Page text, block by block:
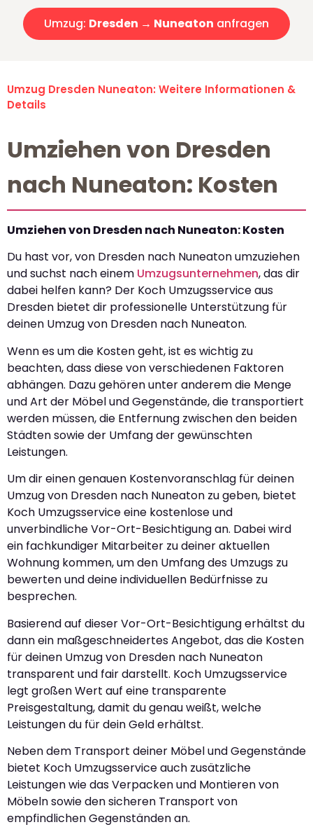
Umzug: Dresden → Nuneaton anfragen
Umzug Dresden Nuneaton: Weitere Informationen &
Details
Umziehen von Dresden
nach Nuneaton: Kosten
Umziehen von Dresden nach Nuneaton: Kosten
Du hast vor, von Dresden nach Nuneaton umzuziehen
und suchst nach einem Umzugsunternehmen, das dir
dabei helfen kann? Der Koch Umzugsservice aus
Dresden bietet dir professionelle Unterstützung für
deinen Umzug von Dresden nach Nuneaton.
Wenn es um die Kosten geht, ist es wichtig zu
beachten, dass diese von verschiedenen Faktoren
abhängen. Dazu gehören unter anderem die Menge
und Art der Möbel und Gegenstände, die transportiert
werden müssen, die Entfernung zwischen den beiden
Städten sowie der Umfang der gewünschten
Leistungen.
Um dir einen genauen Kostenvoranschlag für deinen
Umzug von Dresden nach Nuneaton zu geben, bietet
Koch Umzugsservice eine kostenlose und
unverbindliche Vor-Ort-Besichtigung an. Dabei wird
ein fachkundiger Mitarbeiter zu deiner aktuellen
Wohnung kommen, um den Umfang des Umzugs zu
bewerten und deine individuellen Bedürfnisse zu
besprechen.
Basierend auf dieser Vor-Ort-Besichtigung erhältst du
dann ein maßgeschneidertes Angebot, das die Kosten
für deinen Umzug von Dresden nach Nuneaton
transparent und fair darstellt. Koch Umzugsservice
legt großen Wert auf eine transparente
Preisgestaltung, damit du genau weißt, welche
Leistungen du für dein Geld erhältst.
Neben dem Transport deiner Möbel und Gegenstände
bietet Koch Umzugsservice auch zusätzliche
Leistungen wie das Verpacken und Montieren von
Möbeln sowie den sicheren Transport von
empfindlichen Gegenständen an.